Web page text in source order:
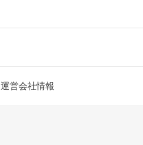
運営会社情報